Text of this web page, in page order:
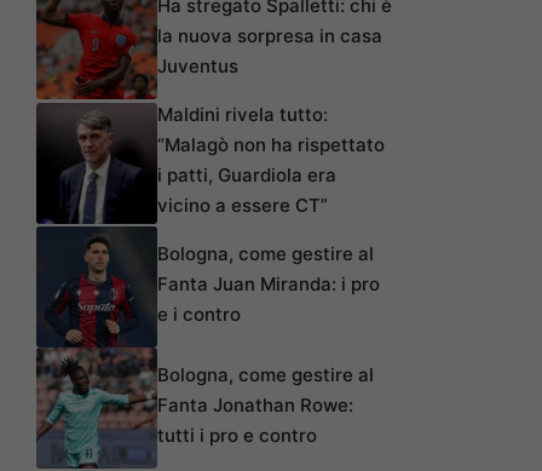
Ha stregato Spalletti: chi è
la nuova sorpresa in casa
Juventus
Maldini rivela tutto:
“Malagò non ha rispettato
i patti, Guardiola era
vicino a essere CT”
Bologna, come gestire al
Fanta Juan Miranda: i pro
e i contro
Bologna, come gestire al
Fanta Jonathan Rowe:
tutti i pro e contro